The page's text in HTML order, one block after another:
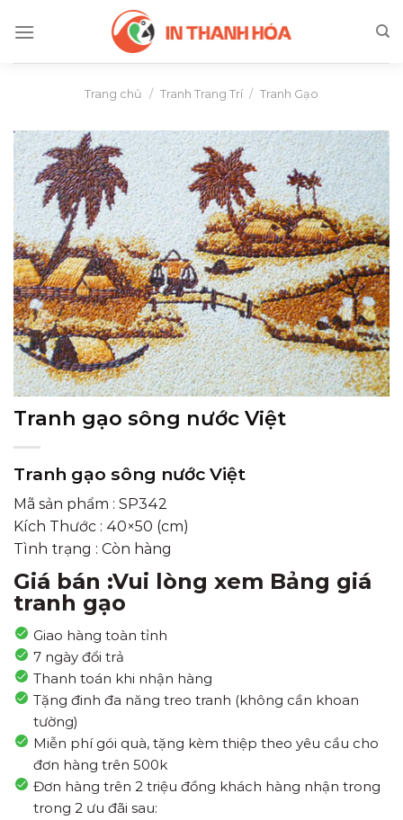
Trang chủ / Tranh Trang Trí / Tranh Gạo
Tranh gạo sông nước Việt
Tranh gạo sông nước Việt
Mã sản phẩm : SP342
Kích Thước : 40×50 (cm)
Tình trạng : Còn hàng
Giá bán :Vui lòng xem Bảng giá
tranh gạo
Giao hàng toàn tỉnh
7 ngày đổi trả
Thanh toán khi nhận hàng
Tặng đinh đa năng treo tranh (không cần khoan
tường)
Miễn phí gói quà, tặng kèm thiệp theo yêu cầu cho
đơn hàng trên 500k
Đơn hàng trên 2 triệu đồng khách hàng nhận trong
trong 2 ưu đãi sau: